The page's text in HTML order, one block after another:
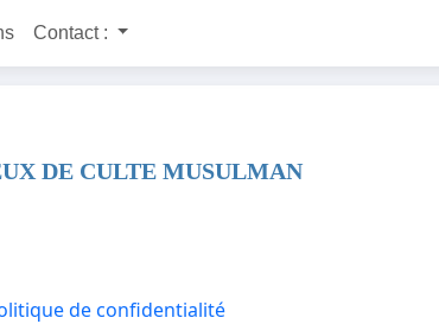
Contact :
DE CULTE MUSULMAN
de confidentialité